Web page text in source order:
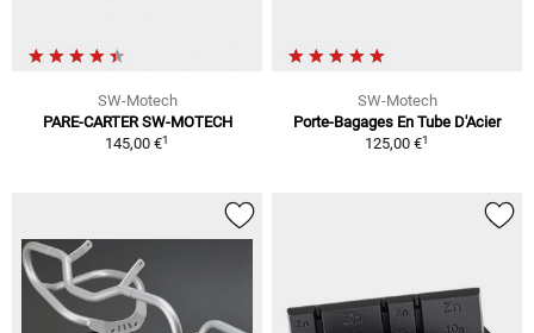
SW-Motech
PARE-CARTER SW-MOTECH
145,00 €1
SW-Motech
Porte-Bagages En Tube D'Acier
125,00 €1